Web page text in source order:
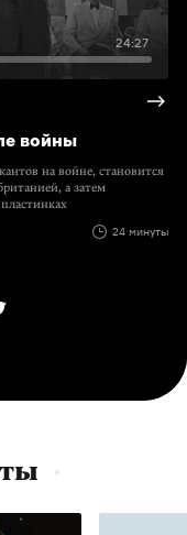
24:27
войны
на войне, становится
а затем
24 минуты